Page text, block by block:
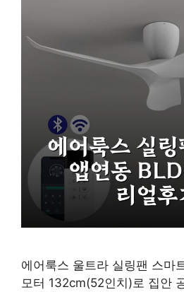
에어룩스 울트라 실링팬 스마
모터 132cm(52인치)로 집안